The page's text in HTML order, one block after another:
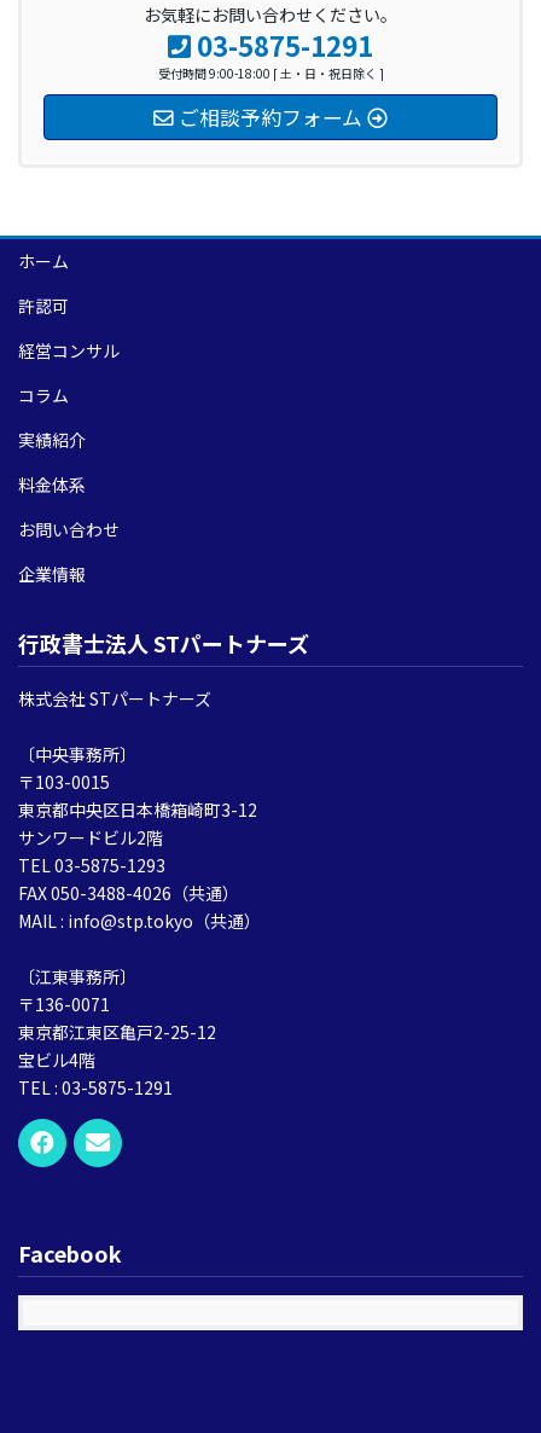
お気軽にお問い合わせください。
03-5875-1291
受付時間 9:00-18:00 [ 土・日・祝日除く ]
ご相談予約フォーム
ホーム
許認可
経営コンサル
コラム
実績紹介
料金体系
お問い合わせ
企業情報
行政書士法人 STパートナーズ
株式会社 STパートナーズ
〔中央事務所〕
〒103-0015
東京都中央区日本橋箱崎町3-12
サンワードビル2階
TEL 03-5875-1293
FAX 050-3488-4026（共通）
MAIL : info@stp.tokyo（共通）
〔江東事務所〕
〒136-0071
東京都江東区亀戸2-25-12
宝ビル4階
TEL : 03-5875-1291
Facebook